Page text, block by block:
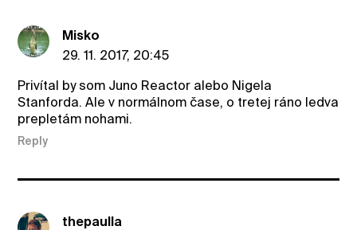
Misko
29. 11. 2017, 20:45
Privítal by som Juno Reactor alebo Nigela
Stanforda. Ale v normálnom čase, o tretej ráno ledva
prepletám nohami.
Reply
thepaulla